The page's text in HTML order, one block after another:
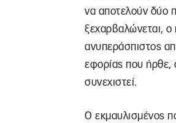
να αποτελούν δύο
ξεχαρβαλώνεται, ο
ανυπεράσπιστος
εφορίας που ήρθε,
συνεχιστεί.
Ο εκμαυλισμένος